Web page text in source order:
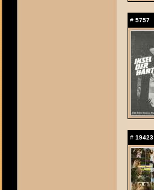
# 5757
# 19423